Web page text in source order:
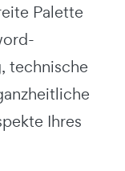
Palette
technische
Ihres